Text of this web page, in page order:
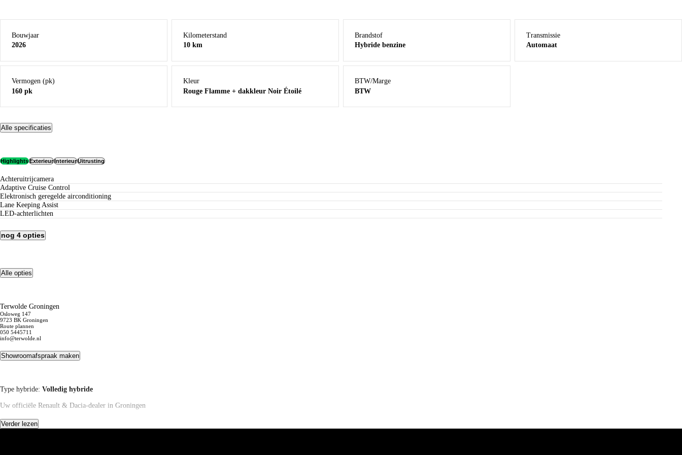
Bouwjaar
2026
Kilometerstand
10 km
Brandstof
Hybride benzine
Transmissie
Automaat
Vermogen (pk)
160 pk
Kleur
Rouge Flamme + dakkleur Noir Étoilé
BTW/Marge
BTW
Alle specificaties
HighlightsExterieurInterieurUitrusting
Achteruitrijcamera
Adaptive Cruise Control
Elektronisch geregelde airconditioning
Lane Keeping Assist
LED-achterlichten
nog 4 opties
Alle opties
Terwolde Groningen
Osloweg 147
9723 BK Groningen
Route plannen
050 5445711
info@terwolde.nl
Showroomafspraak maken
Type hybride: Volledig hybride
Uw officiële Renault & Dacia-dealer in Groningen
Ontdek innovatie, comfort en rijplezier in onze showroom
Verder lezen